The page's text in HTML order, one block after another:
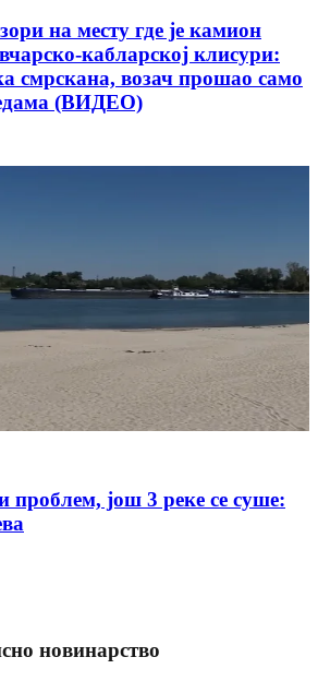
на месту где је камион
кабларској клисури:
смрскана, возач прошао само
(ВИДЕО)
проблем, још 3 реке се суше:
новинарство